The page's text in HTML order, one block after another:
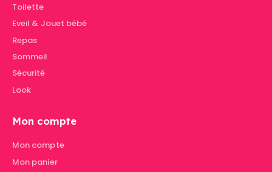
Toilette
Eveil & Jouet bébé
Repas
Sommeil
Sécurité
Look
Mon compte
Mon compte
Mon panier